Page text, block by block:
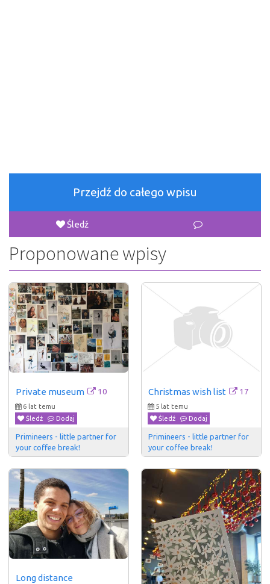
Przejdź do całego wpisu
Śledź
Proponowane wpisy
Private museum 10
6 lat temu
Śledź
Dodaj
Primineers - little partner for
your coffee break!
Christmas wish list 17
5 lat temu
Śledź
Dodaj
Primineers - little partner for
your coffee break!
Long distance